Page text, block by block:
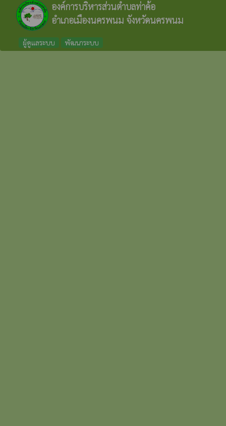
องค์การบริหารส่วนตำบลท่าค้อ
อำเภอเมืองนครพนม จังหวัดนครพนม
ผู้ดูแลระบบ พัฒนาระบบ